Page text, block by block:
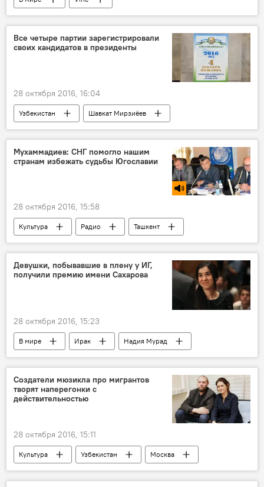
Все четыре партии зарегистрировали
своих кандидатов в президенты
28 октября 2016, 16:04
Узбекистан
Шавкат Мирзиёев
ЦИК Узбекистана
Президентские выборы в Узбекистане
Президентские выборы в Узбекистане
Мухаммадиев: СНГ помогло нашим
странам избежать судьбы Югославии
28 октября 2016, 15:58
Культура Радио
Ташкент
Республиканский интернациональный культурный центр
Политика
Девушки, побывавшие в плену у ИГ,
получили премию имени Сахарова
28 октября 2016, 15:23
В мире Ирак
Надия Мурад
Ламийя Анджи Башар
Создатели мюзикла про мигрантов
творят наперегонки с
действительностью
28 октября 2016, 15:11
Культура Узбекистан Москва